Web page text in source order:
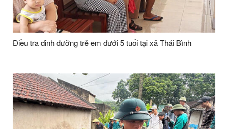
Điều tra dinh dưỡng trẻ em dưới 5 tuổi tại xã Thái Bình